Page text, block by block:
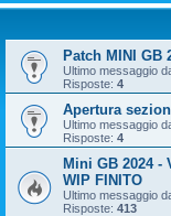
Patch MINI GB
Ultimo messaggio
Risposte: 4
Apertura
Ultimo messaggio
Risposte: 4
Mini GB 2024 -
WIP FINITO
Ultimo messaggio
Risposte: 413